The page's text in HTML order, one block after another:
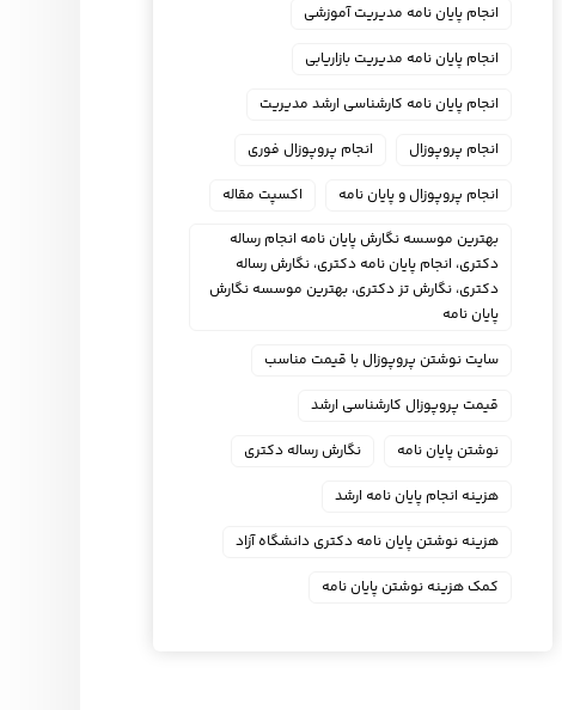
انجام پایان نامه مدیریت آموزشی
انجام پایان نامه مدیریت بازاریابی
انجام پایان نامه کارشناسی ارشد مدیریت
انجام پروپوزال
انجام پروپوزال فوری
انجام پروپوزال و پایان نامه
اکسپت مقاله
بهترین موسسه نگارش پایان نامه انجام رساله
دکتری، انجام پایان نامه دکتری، نگارش رساله
دکتری، نگارش تز دکتری، بهترین موسسه نگارش
پایان نامه
سایت نوشتن پروپوزال با قیمت مناسب
قیمت پروپوزال کارشناسی ارشد
نوشتن پایان نامه
نگارش رساله دکتری
هزینه انجام پایان نامه ارشد
هزینه نوشتن پایان نامه دکتری دانشگاه آزاد
کمک هزینه نوشتن پایان نامه